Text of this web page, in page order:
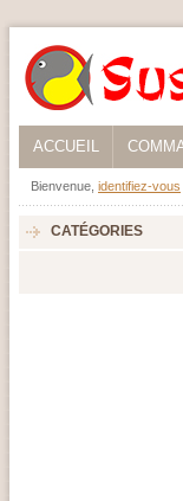
ACCUEIL
Bienvenue, identifiez-vous
CATÉGORIES